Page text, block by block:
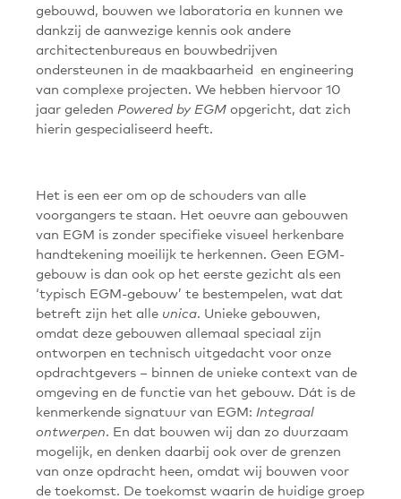
gebouwd, bouwen we laboratoria en kunnen we
dankzij de aanwezige kennis ook andere
architectenbureaus en bouwbedrijven
ondersteunen in de maakbaarheid en engineering
van complexe projecten. We hebben hiervoor 10
jaar geleden Powered by EGM opgericht, dat zich
hierin gespecialiseerd heeft.
Het is een eer om op de schouders van alle
voorgangers te staan. Het oeuvre aan gebouwen
van EGM is zonder specifieke visueel herkenbare
handtekening moeilijk te herkennen. Geen EGM-
gebouw is dan ook op het eerste gezicht als een
‘typisch EGM-gebouw’ te bestempelen, wat dat
betreft zijn het alle unica. Unieke gebouwen,
omdat deze gebouwen allemaal speciaal zijn
ontworpen en technisch uitgedacht voor onze
opdrachtgevers – binnen de unieke context van de
omgeving en de functie van het gebouw. Dát is de
kenmerkende signatuur van EGM: Integraal
ontwerpen. En dat bouwen wij dan zo duurzaam
mogelijk, en denken daarbij ook over de grenzen
van onze opdracht heen, omdat wij bouwen voor
de toekomst. De toekomst waarin de huidige groep